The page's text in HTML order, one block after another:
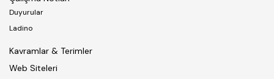
Duyurular
Ladino
Kavramlar & Terimler
Web Siteleri